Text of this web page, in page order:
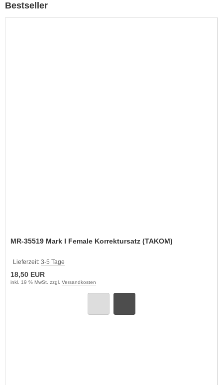
Bestseller
MR-35519 Mark I Female Korrektursatz (TAKOM)
Lieferzeit: 3-5 Tage
18,50 EUR
inkl. 19 % MwSt. zzgl. Versandkosten